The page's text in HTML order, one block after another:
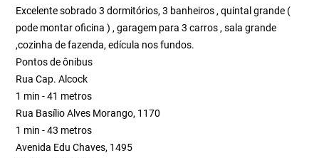
Excelente sobrado 3 dormitórios, 3 banheiros , quintal grande (
pode montar oficina ) , garagem para 3 carros , sala grande
,cozinha de fazenda, edícula nos fundos.
Pontos de ônibus
Rua Cap. Alcock
1 min - 41 metros
Rua Basílio Alves Morango, 1170
1 min - 43 metros
Avenida Edu Chaves, 1495